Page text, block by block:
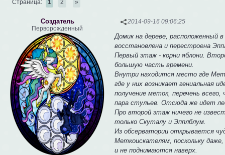
Страница: 1 2 »
2014-09-16 09:06:25
Создатель
Перворожденный
Домик на дереве, расположенный
восстановлена и перестроена
Первый этаж - корни яблони.
большую часть времени.
Внутри находится место где
где у них возникает гениальная
получение меток, перечень
пара стульев. Отсюда же идет
Про второй этаж ничего не
только Скуталу и Эпплблум.
Из обсерватории открывается
Меткоискателям, поскольку
и не поднимаются наверх.